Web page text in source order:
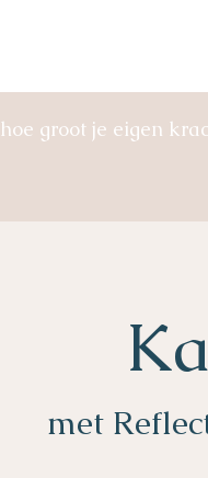
groot je eigen
met